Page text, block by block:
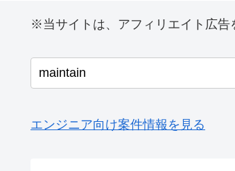
※当サイトは、アフィリエイト広告
エンジニア向け案件情報を見る